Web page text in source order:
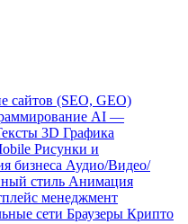
сайтов (SEO, GEO)
AI —
3D Графика
Рисунки и
бизнеса Аудио/Видео/
стиль Анимация
менеджмент
сети Браузеры Крипто